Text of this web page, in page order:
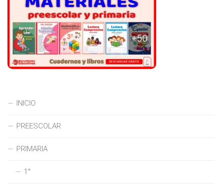
INICIO
PREESCOLAR
PRIMARIA
1°